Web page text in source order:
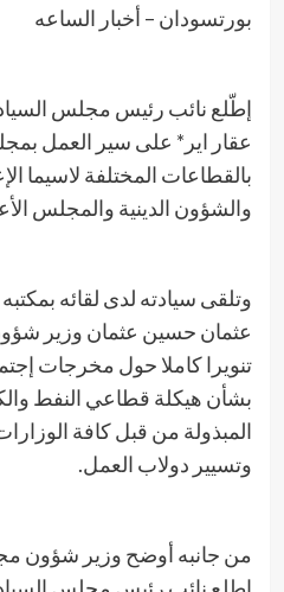
بورتسودان – أخبار الساعه
إطّلع نائب رئيس مجلس السيادة
عقار اير* على سير العمل
بالقطاعات المختلفة لاسيما
والشؤون الدينية والمجلس
وتلقى سيادته لدى لقائه
عثمان حسين عثمان وزير
تنويرا كاملا حول مخرجات
بشأن هيكلة قطاعي النفط
المبذولة من قبل كافة
وتسيير دولاب العمل.
من جانبه أوضح وزير شؤون